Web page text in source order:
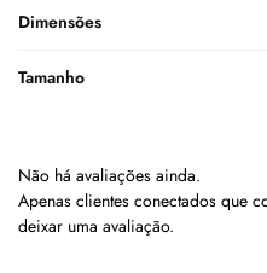
Dimensões
Tamanho
Não há avaliações ainda.
Apenas clientes conectados que
deixar uma avaliação.